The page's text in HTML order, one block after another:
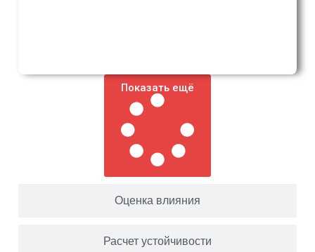
Оценка влияния
Расчет устойчивости
Показать ещё